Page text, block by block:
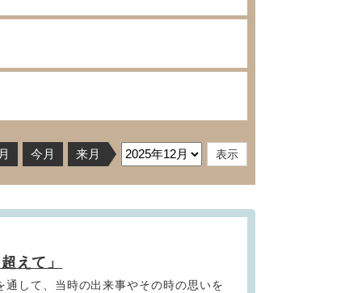
今月 来月
えて」
して、当時の出来事やその時の思いを